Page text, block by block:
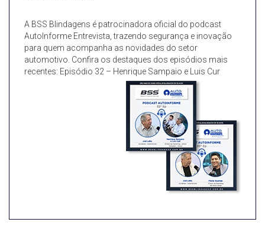
A BSS Blindagens é patrocinadora oficial do podcast
AutoInforme Entrevista, trazendo segurança e inovação
para quem acompanha as novidades do setor
automotivo. Confira os destaques dos episódios mais
recentes: Episódio 32 – Henrique Sampaio e Luis Cur